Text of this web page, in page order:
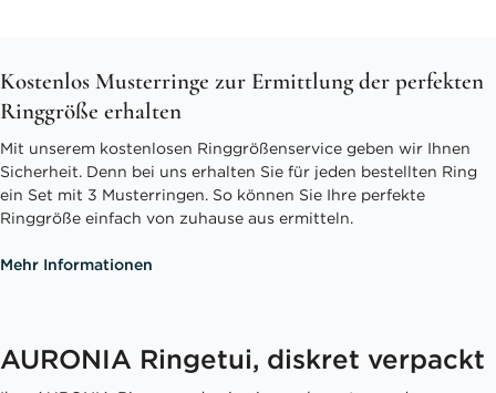
Kostenlos Musterringe zur Ermittlung der perfekten
Ringgröße erhalten
Mit unserem kostenlosen Ringgrößenservice geben wir Ihnen
Sicherheit. Denn bei uns erhalten Sie für jeden bestellten Ring
ein Set mit 3 Musterringen. So können Sie Ihre perfekte
Ringgröße einfach von zuhause aus ermitteln.
Mehr Informationen
AURONIA Ringetui, diskret verpackt